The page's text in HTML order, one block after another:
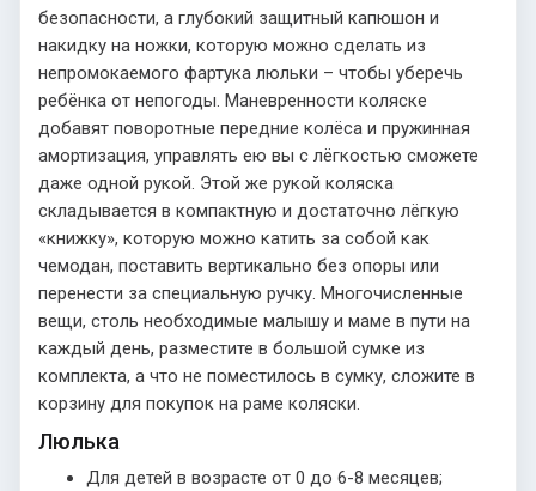
безопасности, а глубокий защитный капюшон и
накидку на ножки, которую можно сделать из
непромокаемого фартука люльки – чтобы уберечь
ребёнка от непогоды. Маневренности коляске
добавят поворотные передние колёса и пружинная
амортизация, управлять ею вы с лёгкостью сможете
даже одной рукой. Этой же рукой коляска
складывается в компактную и достаточно лёгкую
«книжку», которую можно катить за собой как
чемодан, поставить вертикально без опоры или
перенести за специальную ручку. Многочисленные
вещи, столь необходимые малышу и маме в пути на
каждый день, разместите в большой сумке из
комплекта, а что не поместилось в сумку, сложите в
корзину для покупок на раме коляски.
Люлька
Для детей в возрасте от 0 до 6-8 месяцев;